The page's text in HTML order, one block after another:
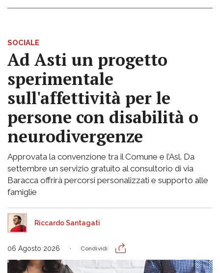
SOCIALE
Ad Asti un progetto
sperimentale
sull'affettività per le
persone con disabilità o
neurodivergenze
Approvata la convenzione tra il Comune e l’Asl. Da
settembre un servizio gratuito al consultorio di via
Baracca offrirà percorsi personalizzati e supporto alle
famiglie
Riccardo Santagati
06 Agosto 2026 Condividi